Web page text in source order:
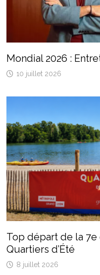
Mondial 2026 :
10 juillet 2026
Top départ de la
Quartiers d’Été
8 juillet 2026